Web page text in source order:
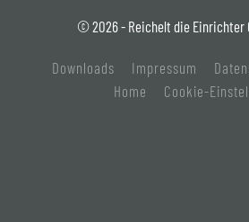
© 2026 - Reichelt die Einrichter
Downloads Impressum
Home
Cookie-